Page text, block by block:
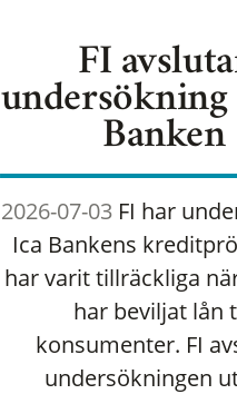
FI
undersökning
Banken
2026-07-03FI har
Ica Bankens
har varit tillräckliga
har beviljat lån
konsumenter. FI
undersökningen